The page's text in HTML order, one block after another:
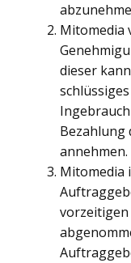
Mitomedia
dieser
Bezahlung
annehmen.
Mitomedia
vorzeitigen